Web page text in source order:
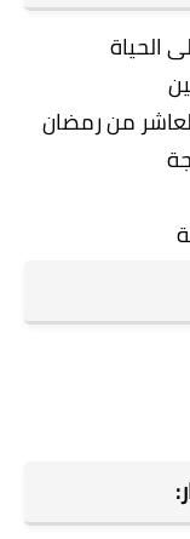
الحياة
من رمضان